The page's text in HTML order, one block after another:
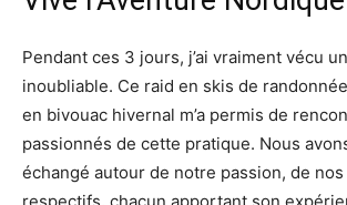
Pendant ces 3 jours, j’ai vraiment vécu
inoubliable. Ce raid en skis de
en bivouac hivernal m’a permis de
passionnés de cette pratique. Nous
échangé autour de notre passion, de nos